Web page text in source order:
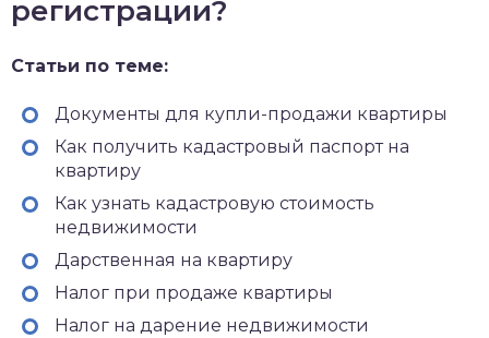
регистрации?
Статьи по теме:
Документы для купли-продажи квартиры
Как получить кадастровый паспорт на
квартиру
Как узнать кадастровую стоимость
недвижимости
Дарственная на квартиру
Налог при продаже квартиры
Налог на дарение недвижимости